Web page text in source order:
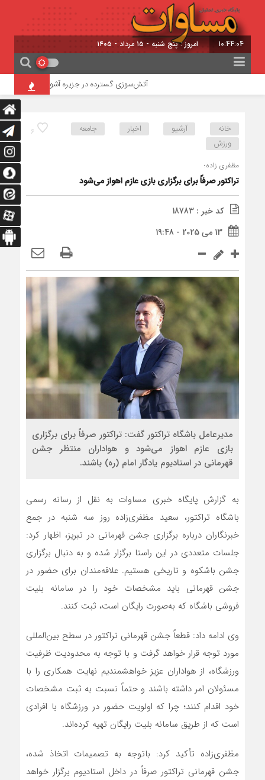
10:44:05 امروز : پنج شنبه - ۱۵ مرداد - ۱۴۰۵
آتش‌سوزی گسترده در جزیره آشوراده / امدادرسانی
6 خانه آرشیو اخبار
جامعه
ورزش
مظفری زاده؛
تراکتور صرفاً برای برگزاری بازی عازم اهواز می‌شود
کد خبر : 18783
13 می 2025 - 19:48
مدیرعامل باشگاه تراکتور گفت: تراکتور صرفاً برای برگزاری
بازی عازم اهواز می‌شود و هواداران منتظر جشن
قهرمانی در استادیوم یادگار امام (ره) باشند.
به گزارش پایگاه خبری مساوات به نقل از رسانه رسمی
باشگاه تراکتور، سعید مظفری‌زاده روز سه شنبه در جمع
خبرنگاران درباره برگزاری جشن قهرمانی در تبریز، اظهار کرد:
جلسات متعددی در این راستا برگزار شده و به دنبال برگزاری
جشن باشکوه و تاریخی هستیم. علاقه‌مندان برای حضور در
جشن قهرمانی باید مشخصات خود را در سامانه بلیت
فروشی باشگاه که به‌صورت رایگان است، ثبت کنند.
وی ادامه داد: قطعاً جشن قهرمانی تراکتور در سطح بین‌المللی
مورد توجه قرار خواهد گرفت و با توجه به محدودیت ظرفیت
ورزشگاه، از هواداران عزیز خواهشمندیم نهایت همکاری را با
مسئولان امر داشته باشند و حتماً نسبت به ثبت مشخصات
خود اقدام کنند؛ چرا که اولویت حضور در ورزشگاه با افرادی
است که از طریق سامانه بلیت رایگان تهیه کرده‌اند.
مظفری‌زاده تأکید کرد: باتوجه به تصمیمات اتخاذ شده،
جشن قهرمانی تراکتور صرفاً در داخل استادیوم برگزار خواهد